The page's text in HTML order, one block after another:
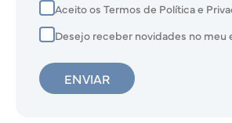
Aceito os Termos de Política e
Desejo receber novidades no meu
ENVIAR